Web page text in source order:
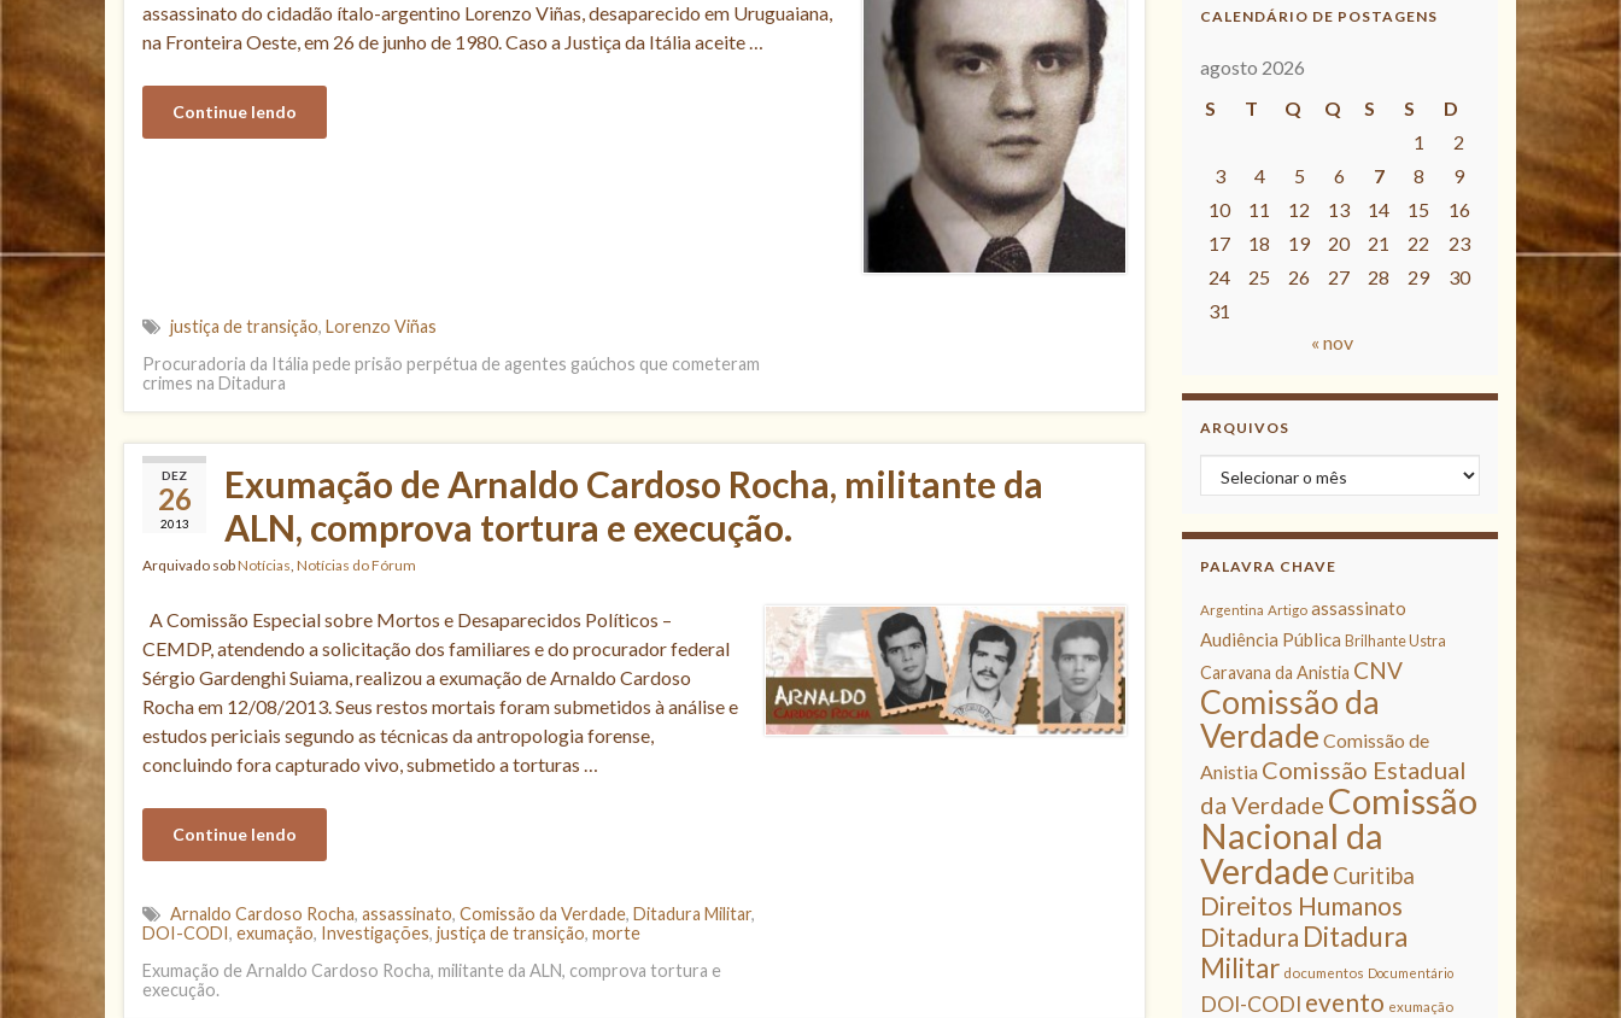
assassinato do cidadão ítalo-argentino Lorenzo Viñas, desaparecido em Uruguaiana,
na Fronteira Oeste, em 26 de junho de 1980. Caso a Justiça da Itália aceite …
Continue lendo
justiça de transição, Lorenzo Viñas
Procuradoria da Itália pede prisão perpétua de agentes gaúchos que cometeram
crimes na Ditadura
DEZ
26
2013
Exumação de Arnaldo Cardoso Rocha, militante da
ALN, comprova tortura e execução.
Arquivado sobNotícias Notícias do Fórum
A Comissão Especial sobre Mortos e Desaparecidos Políticos –
CEMDP, atendendo a solicitação dos familiares e do procurador federal
Sérgio Gardenghi Suiama, realizou a exumação de Arnaldo Cardoso
Rocha em 12/08/2013. Seus restos mortais foram submetidos à análise e
estudos periciais segundo as técnicas da antropologia forense,
concluindo fora capturado vivo, submetido a torturas …
Continue lendo
Arnaldo Cardoso Rocha, assassinato, Comissão da Verdade, Ditadura Militar,
DOI-CODI, exumação, Investigações, justiça de transição, morte
Exumação de Arnaldo Cardoso Rocha, militante da ALN, comprova tortura e
execução.
CALENDÁRIO DE POSTAGENS
agosto 2026
S
T Q Q S S
D
1
2
3
4 5 6 7 8
9
10
11 12 13 14 15
16
17
18 19 20 21 22
23
24
25 26 27 28 29
30
31
« nov
ARQUIVOS
Arquivos
PALAVRA CHAVE
Argentina Artigo assassinato
Audiência Pública Brilhante Ustra
Caravana da Anistia CNV
Comissão da
Verdade Comissão de
Anistia Comissão Estadual
da Verdade Comissão
Nacional da
Verdade Curitiba
Direitos Humanos
Ditadura Ditadura
Militar documentos Documentário
DOI-CODI evento exumação